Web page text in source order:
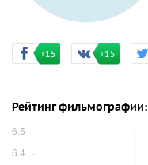
+15 +15
Рейтинг фильмографии: